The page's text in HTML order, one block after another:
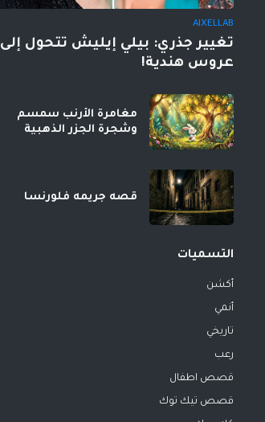
AIXELLAB
تغيير جذري: بيلي إيليش تتحول إلى
عروس هندية!
مغامرة الأرنب سمسم
وشجرة الجزر الذهبية
قصه جريمه فلورنسا
التسميات
أكشن
أنمي
تاريخي
رعب
قصص اطفال
قصص تيك توك